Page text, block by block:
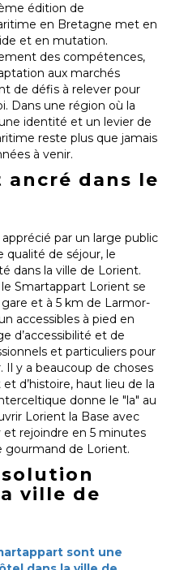
édition de
en Bretagne met en
et en mutation.
des compétences,
aux marchés
de défis à relever pour
Dans une région où la
identité et un levier de
reste plus que jamais
à venir.
dans le
par un large public
qualité de séjour, le
dans la ville de Lorient.
Smartappart Lorient se
et à 5 km de Larmor-
accessibles à pied en
d’accessibilité et de
et particuliers pour
y a beaucoup de choses
d’histoire, haut lieu de la
donne le "la" au
Lorient la Base avec
et rejoindre en 5 minutes
gourmand de Lorient.
ville de
sont une